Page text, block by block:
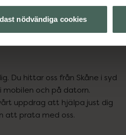
nödvändiga cookies
Du hittar oss från Skåne i syd
mobilen och på datorn.
uppdrag att hjälpa just dig
att prata med oss.